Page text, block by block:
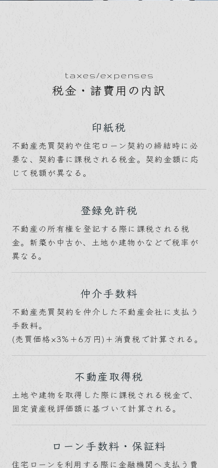
taxes/expenses
税金・諸費用の内訳
印紙税
不動産売買契約や住宅ローン契約の締結時に必
要な、契約書に課税される税金。契約金額に応
じて税額が異なる。
登録免許税
不動産の所有権を登記する際に課税される税
金。新築か中古か、土地か建物かなどで税率が
異なる。
仲介手数料
不動産売買契約を仲介した不動産会社に支払う
手数料。
(売買価格×3%＋6万円)＋消費税で計算される。
不動産取得税
土地や建物を取得した際に課税される税金で、
固定資産税評価額に基づいて計算される。
ローン手数料・保証料
住宅ローンを利用する際に金融機関へ支払う費